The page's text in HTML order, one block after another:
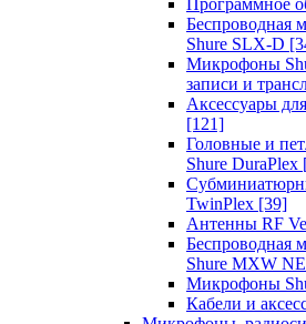
Программное
Беспроводная
Shure SLX-D
Микрофоны
записи и
Аксессуары
[121]
Головные и
Shure DuraPlex
TwinPlex [39]
Антенны RF
Беспроводная
Shure MXW
Микрофоны
Кабели и